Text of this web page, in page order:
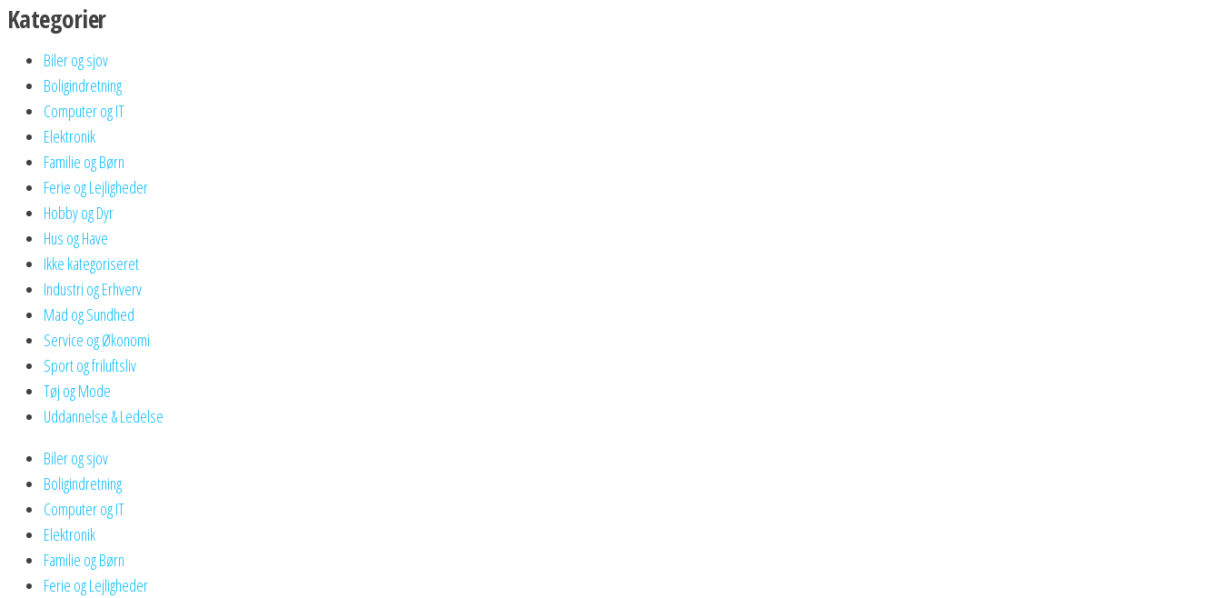
Kategorier
Biler og sjov
Boligindretning
Computer og IT
Elektronik
Familie og Børn
Ferie og Lejligheder
Hobby og Dyr
Hus og Have
Ikke kategoriseret
Industri og Erhverv
Mad og Sundhed
Service og Økonomi
Sport og friluftsliv
Tøj og Mode
Uddannelse & Ledelse
Biler og sjov
Boligindretning
Computer og IT
Elektronik
Familie og Børn
Ferie og Lejligheder